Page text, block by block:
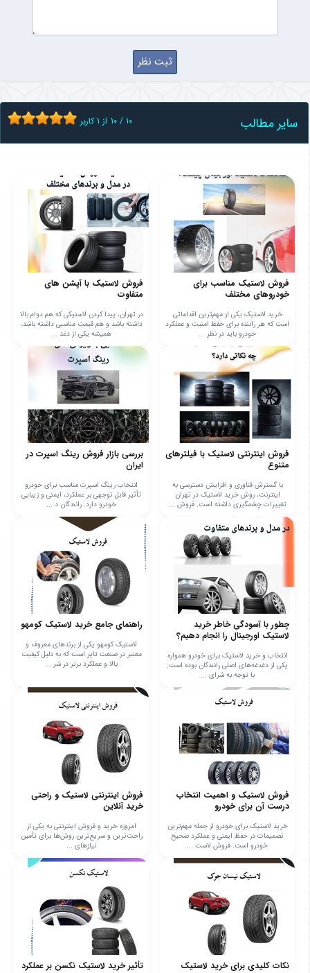
سایر مطالب 10 / 10 از 1کاربر
فروش لاستیک مناسب برای
خودروهای مختلف
خرید لاستیک یکی از مهم‌ترین اقداماتی
است که هر راننده برای حفظ امنیت و عملکرد
خودرو باید در نظر ...
فروش لاستیک با آپشن های
متفاوت
در تهران، پیدا کردن لاستیکی که هم دوام بالا
داشته باشد و هم قیمت مناسبی داشته باشد،
همیشه یکی از دغد ...
فروش اینترنتی لاستیک با فیلترهای
متنوع
با گسترش فناوری و افزایش دسترسی به
اینترنت، روش خرید لاستیک در تهران
تغییرات چشمگیری داشته است. فروش ...
بررسی بازار فروش رینگ اسپرت در
ایران
انتخاب رینگ اسپرت مناسب برای خودرو
تأثیر قابل توجهی بر عملکرد، ایمنی و زیبایی
خودرو دارد. رانندگان د ...
چطور با آسودگی خاطر خرید
لاستیک اورجینال را انجام دهیم؟
انتخاب و خرید لاستیک برای خودرو همواره
یکی از دغدغه‌های اصلی رانندگان بوده است.
با توجه به شرای ...
راهنمای جامع خرید لاستیک کومهو
لاستیک کومهو یکی از برندهای معروف و
معتبر در صنعت تایر است که به دلیل کیفیت
بالا و عملکرد برتر در شر ...
فروش لاستیک و اهمیت انتخاب
درست آن برای خودرو
خرید لاستیک برای خودرو از جمله مهم‌ترین
تصمیمات در حفظ ایمنی و عملکرد صحیح
خودرو است. فروش لاست ...
فروش اینترنتی لاستیک و راحتی
خرید آنلاین
امروزه خرید و فروش اینترنتی به یکی از
راحت‌ترین و سریع‌ترین روش‌ها برای تأمین
نیازهای ...
نکات کلیدی برای خرید لاستیک
تأثیر خرید لاستیک نکسن بر عملکرد